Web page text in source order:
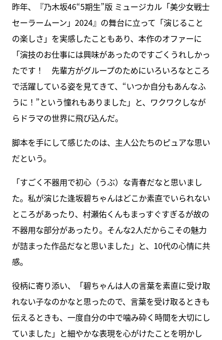
昨年、『乃木坂46“5期生”版 ミュージカル「美少女戦士
セーラームーン」2024』の舞台に立って「演じること
の楽しさ」を実感したこともあり、本作のオファーに
「演技のお仕事には興味があったのですごくうれしかっ
たです！ 先輩方がグループのためにいろいろなところ
で活躍している姿を見てきて、“いつか自分もあんなふ
うに！”という憧れもありました」と、ワクワクしなが
らドラマの世界に飛び込んだ。
脚本を手にして感じたのは、主人公たちのピュアな思い
だという。
「すごく不器用で初心（うぶ）な青春だなと思いまし
た。私が演じた逢坂碧ちゃんはどこか素直でいられない
ところがあったり、村瀬佑くんもまっすぐすぎるが故の
不器用な部分があったり。そんな2人だからこその魅力
が詰まった作品だなと思いました」と、10代の心情に共
感。
役柄に寄り添い、「碧ちゃんは人の言葉を素直に受け取
れない子なのかなと思ったので、言葉を受け取るときも
伝えるときも、一度自分の中で噛み砕く時間を大切にし
ていました」と細やかな表現を心がけたことを明かし